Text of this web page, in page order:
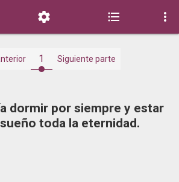
  
1 Siguiente parte
dormir por siempre y estar
toda la eternidad.